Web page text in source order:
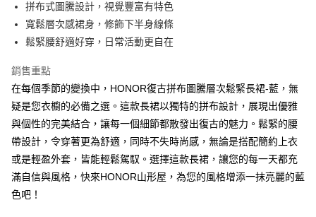
悠遊付
Google Pay
ATM付款
運送方式
全家取貨付款 -訂單滿 $2000 元即享免運服務，未滿則另收
$80 元物流費用。
每筆NT$80，滿NT$2,000(含以上)免運費
全家付款後取貨-訂單滿 $2000 元即享免運服務-未滿則另收
拼布式圖騰設計，視覺豐富有特色
寬鬆層次感裙身，修飾下半身線條
鬆緊腰舒適好穿，日常活動更自在
銷售重點
在每個季節的變換中，HONOR復古拼布圖騰層次鬆緊長裙-藍，無
疑是您衣櫥的必備之選。這款長裙以獨特的拼布設計，展現出優雅
與個性的完美結合，讓每一個細節都散發出復古的魅力。鬆緊的腰
帶設計，令穿著更為舒適，同時不失時尚感，無論是搭配簡約上衣
或是輕盈外套，皆能輕鬆駕馭。選擇這款長裙，讓您的每一天都充
滿自信與風格，快來HONOR山形屋，為您的風格增添一抹亮麗的藍
色吧！